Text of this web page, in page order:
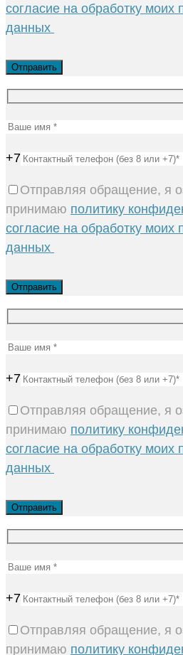
согласие на обработку моих
данных
+7
Отправляя обращение, я
принимаю политику
согласие на обработку моих
данных
+7
Отправляя обращение, я
принимаю политику
согласие на обработку моих
данных
+7
Отправляя обращение, я
принимаю политику